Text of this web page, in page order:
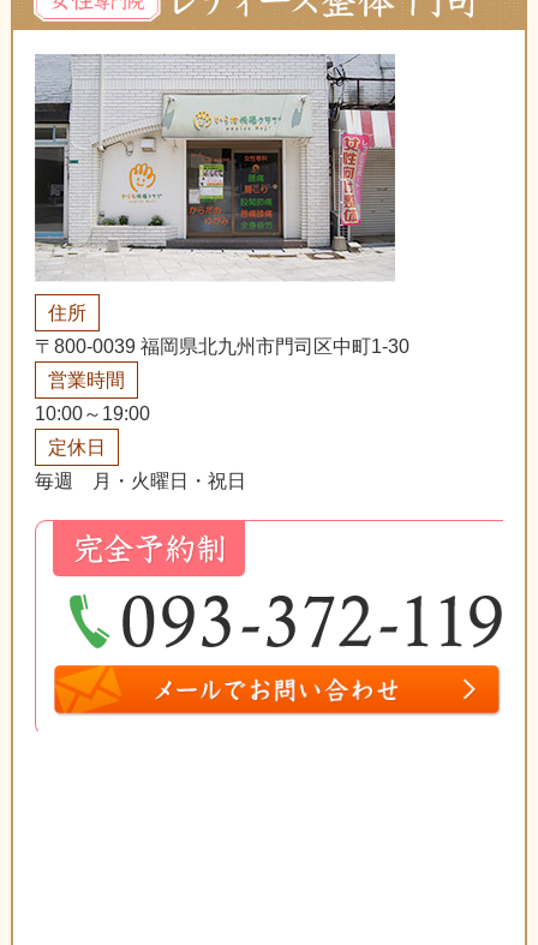
住所
〒800-0039 福岡県北九州市門司区中町1-30
営業時間
10:00～19:00
定休日
毎週 月・火曜日・祝日